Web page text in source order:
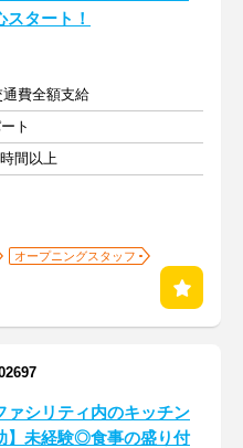
スタート！
費全額支給
ト
間以上
オープニングスタッフ
ァシリティ内のキッチン
】未経験◎食事の盛り付